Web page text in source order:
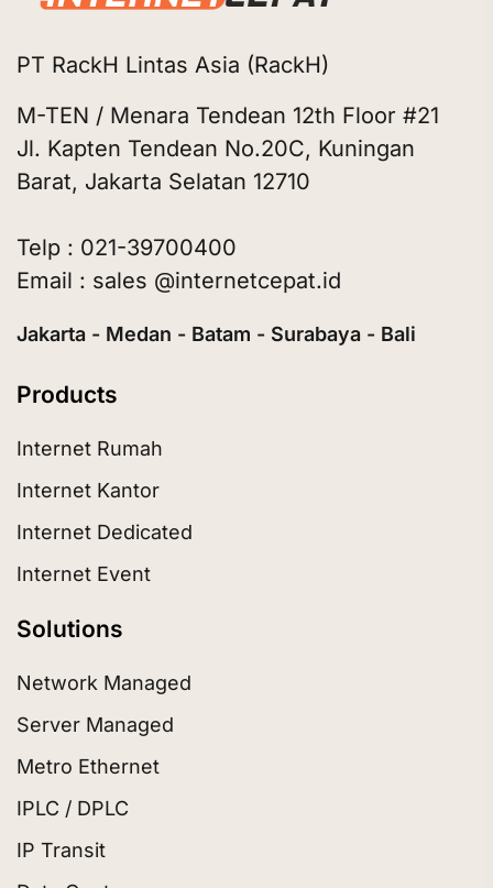
PT RackH Lintas Asia (RackH)
M-TEN / Menara Tendean 12th Floor #21
Jl. Kapten Tendean No.20C, Kuningan
Barat, Jakarta Selatan 12710
Telp : 021-39700400
Email : sales @internetcepat.id
Jakarta - Medan - Batam - Surabaya - Bali
Products
Internet Rumah
Internet Kantor
Internet Dedicated
Internet Event
Solutions
Network Managed
Server Managed
Metro Ethernet
IPLC / DPLC
IP Transit